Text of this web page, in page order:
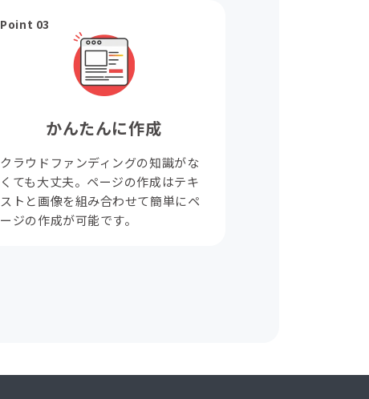
Point 03
かんたんに作成
クラウドファンディングの知識がな
くても大丈夫。ページの作成はテキ
ストと画像を組み合わせて簡単にペ
ージの作成が可能です。